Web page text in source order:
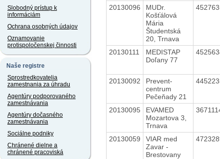
Slobodný prístup k
informáciám
Ochrana osobných údajov
Oznamovanie
protispoločenskej činnosti
Naše registre
Sprostredkovatelia
zamestnania za úhradu
Agentúry podporovaného
zamestnávania
Agentúry dočasného
zamestnávania
Sociálne podniky
Chránené dielne a
chránené pracoviská
20130096
MUDr.
Košťálová
Mária
Študentská
20, Trnava
20130111
MEDISTAP
Doľany 77
20130092
Prevent-
centrum
Pečeňady 21
20130095
EVAMED
Mozartova 3,
Trnava
20130059
VIAR med
Zavar -
Brestovany